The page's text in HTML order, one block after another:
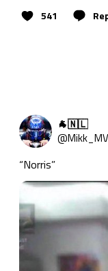
541
🐐🇳🇱
@
“Norris”